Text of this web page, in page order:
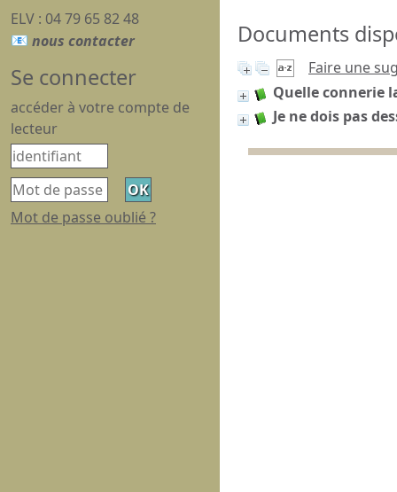
Documents
Faire une
Quelle connerie
Je ne dois pas
ELV : 04 79 65 82 48
Se connecter
accéder à votre compte de
lecteur
Mot de passe oublié ?